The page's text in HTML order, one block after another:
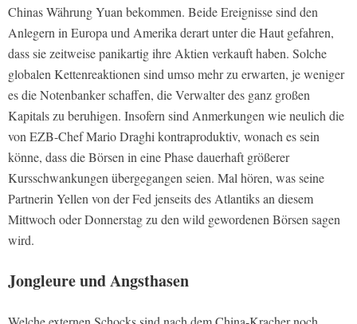
Chinas Währung Yuan bekommen. Beide Ereignisse sind den
Anlegern in Europa und Amerika derart unter die Haut gefahren,
dass sie zeitweise panikartig ihre Aktien verkauft haben. Solche
globalen Kettenreaktionen sind umso mehr zu erwarten, je weniger
es die Notenbanker schaffen, die Verwalter des ganz großen
Kapitals zu beruhigen. Insofern sind Anmerkungen wie neulich die
von EZB-Chef Mario Draghi kontraproduktiv, wonach es sein
könne, dass die Börsen in eine Phase dauerhaft größerer
Kursschwankungen übergegangen seien. Mal hören, was seine
Partnerin Yellen von der Fed jenseits des Atlantiks an diesem
Mittwoch oder Donnerstag zu den wild gewordenen Börsen sagen
wird.
Jongleure und Angsthasen